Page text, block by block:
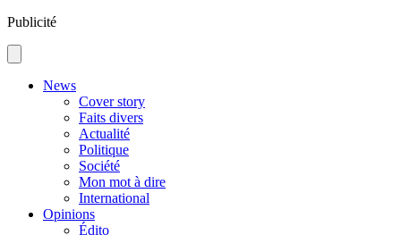
Publicité
News
Cover story
Faits divers
Actualité
Politique
Société
Mon mot à dire
International
Opinions
Édito